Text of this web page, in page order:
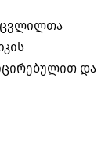
და